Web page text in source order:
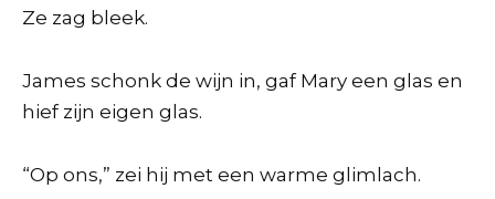
Ze zag bleek.
James schonk de wijn in, gaf Mary een glas en
hief zijn eigen glas.
“Op ons,” zei hij met een warme glimlach.